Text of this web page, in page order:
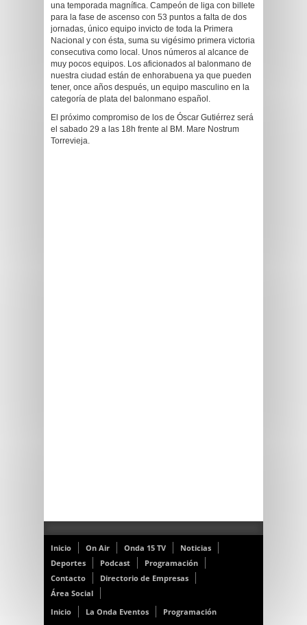
una temporada magnífica. Campeón de liga con billete
para la fase de ascenso con 53 puntos a falta de dos
jornadas, único equipo invicto de toda la Primera
Nacional y con ésta, suma su vigésimo primera victoria
consecutiva como local. Unos números al alcance de
muy pocos equipos. Los aficionados al balonmano de
nuestra ciudad están de enhorabuena ya que pueden
tener, once años después, un equipo masculino en la
categoría de plata del balonmano español.
El próximo compromiso de los de Óscar Gutiérrez será
el sabado 29 a las 18h frente al BM. Mare Nostrum
Torrevieja.
Inicio On Air Onda 15 TV
Noticias
Deportes
Podcast
Programación
Contacto
Directorio de Empresas
Área Social
Inicio
La Onda Eventos Programación